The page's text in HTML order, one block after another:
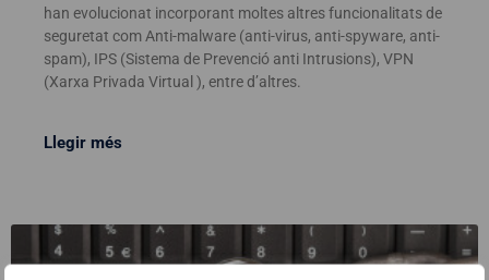
han evolucionat incorporant moltes altres funcionalitats de
seguretat com Anti-malware (anti-virus, anti-spyware, anti-
spam), IPS (Sistema de Prevenció anti Intrusions), VPN
(Xarxa Privada Virtual ), entre d’altres.
Llegir més